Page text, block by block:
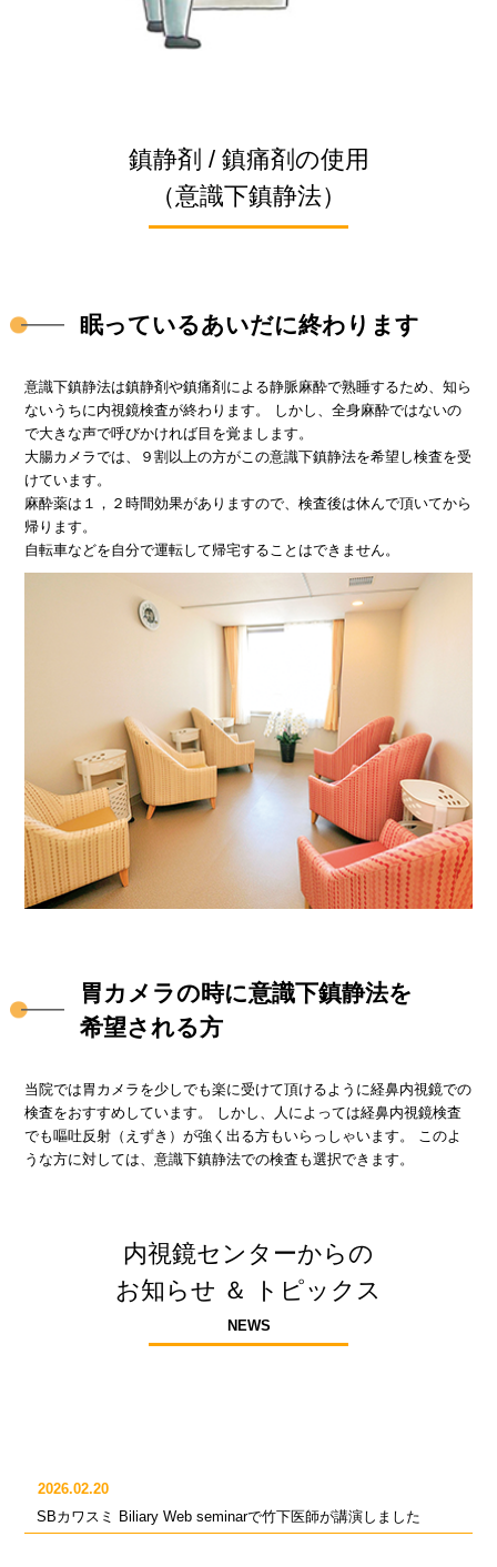
鎮静剤 / 鎮痛剤の使用
（意識下鎮静法）
眠っているあいだに終わります
意識下鎮静法は鎮静剤や鎮痛剤による静脈麻酔で熟睡するため、知ら
ないうちに内視鏡検査が終わります。 しかし、全身麻酔ではないの
で大きな声で呼びかければ目を覚まします。
大腸カメラでは、９割以上の方がこの意識下鎮静法を希望し検査を受
けています。
麻酔薬は１，２時間効果がありますので、検査後は休んで頂いてから
帰ります。
自転車などを自分で運転して帰宅することはできません。
胃カメラの時に意識下鎮静法を
希望される方
当院では胃カメラを少しでも楽に受けて頂けるように経鼻内視鏡での
検査をおすすめしています。 しかし、人によっては経鼻内視鏡検査
でも嘔吐反射（えずき）が強く出る方もいらっしゃいます。 このよ
うな方に対しては、意識下鎮静法での検査も選択できます。
内視鏡センターからの
お知らせ ＆ トピックス
NEWS
2026.02.20
SBカワスミ Biliary Web seminarで竹下医師が講演しました